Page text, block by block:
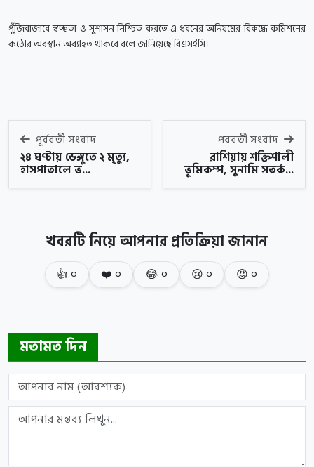
পুঁজিবাজারে স্বচ্ছতা ও সুশাসন নিশ্চিত করতে এ ধরনের অনিয়মের বিরুদ্ধে কমিশনের
কঠোর অবস্থান অব্যাহত থাকবে বলে জানিয়েছে বিএসইসি।
পূর্ববর্তী সংবাদ
২৪ ঘণ্টায় ডেঙ্গুতে ২ মৃত্যু,
হাসপাতালে ভ...
পরবর্তী সংবাদ
রাশিয়ায় শক্তিশালী
ভূমিকম্প, সুনামি সতর্ক...
খবরটি নিয়ে আপনার প্রতিক্রিয়া জানান
👍০ ❤️০ 😂০ 😢০ 😡০
মতামত দিন